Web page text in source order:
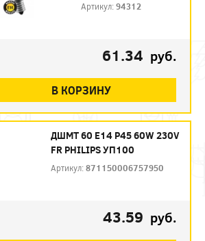
Артикул:94312
61.34 руб.
В КОРЗИНУ
ДШМТ 60 Е14 P45 60W 230V
FR PHILIPS УП100
Артикул:871150006757950
43.59 руб.